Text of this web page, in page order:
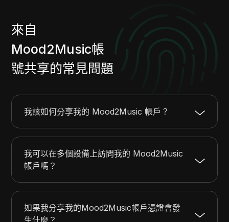
來自
Mood2Music帳
號共享的常見問題
我該如何分享我的 Mood2Music 帳戶？
我可以在多個設備上訪問我的 Mood2Music
帳戶嗎？
如果我分享我的Mood2Music帳戶憑證會發
生什麼？